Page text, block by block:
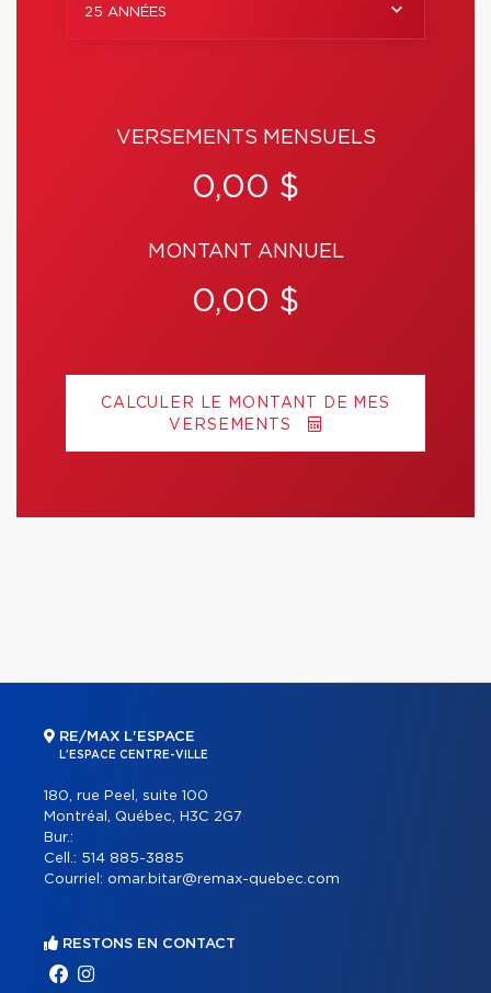
25 ANNÉES
VERSEMENTS MENSUELS
0,00 $
MONTANT ANNUEL
0,00 $
CALCULER LE MONTANT DE MES
VERSEMENTS
RE/MAX L'ESPACE
L'ESPACE CENTRE-VILLE
180, rue Peel, suite 100
Montréal, Québec, H3C 2G7
Bur.:
Cell.: 514 885-3885
Courriel: omar.bitar@remax-quebec.com
RESTONS EN CONTACT